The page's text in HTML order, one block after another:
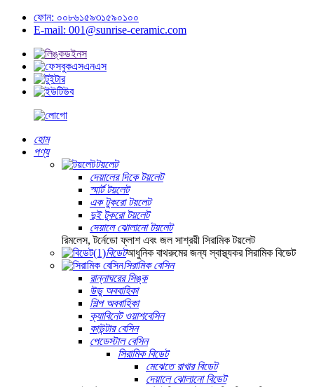
ফোন: ০০৮৬১৫৯৩১৫৯০১০০
E-mail: 001@sunrise-ceramic.com
হোম
পণ্য
টয়লেট
দেয়ালের দিকে টয়লেট
স্মার্ট টয়লেট
এক টুকরো টয়লেট
দুই টুকরো টয়লেট
দেয়ালে ঝোলানো টয়লেট
রিমলেস, টর্নেডো ফ্লাশ এবং জল সাশ্রয়ী সিরামিক টয়লেট
বিডেটআধুনিক বাথরুমের জন্য স্বাস্থ্যকর সিরামিক বিডেট
সিরামিক বেসিন
রান্নাঘরের সিঙ্ক
উডু অববাহিকা
শিল্প অববাহিকা
ক্যাবিনেট ওয়াশবেসিন
কাউন্টার বেসিন
পেডেস্টাল বেসিন
সিরামিক বিডেট
মেঝেতে রাখার বিডেট
দেয়ালে ঝোলানো বিডেট